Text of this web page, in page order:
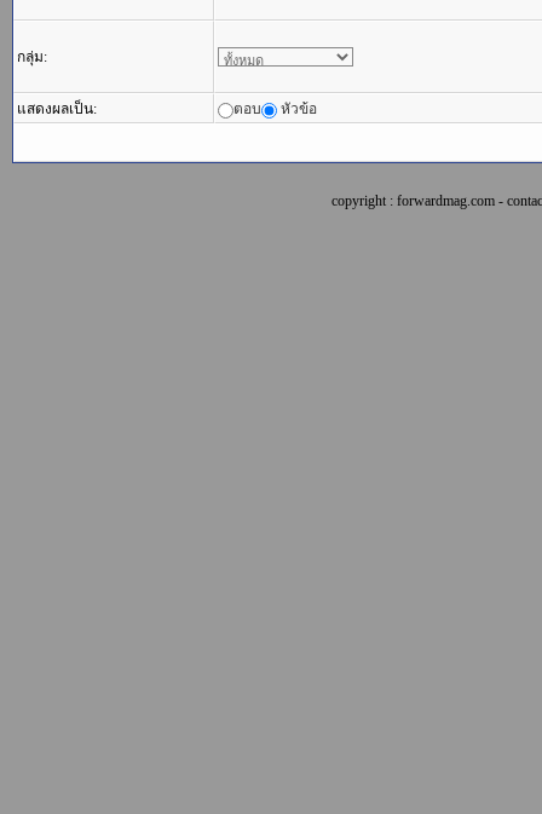
กลุ่ม:
แสดงผลเป็น: ตอบ หัวข้อ
copyright : forwardmag.com -